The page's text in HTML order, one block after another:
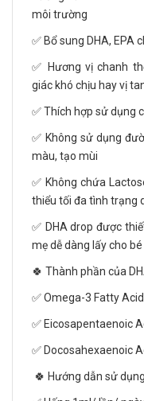
môi trường
✅ Bổ sung DHA, EPA
✅ Hương vị chanh
giác khó chịu hay vị
✅ Thích hợp sử dụng
✅ Không sử dụng
màu, tạo mùi
✅ Không chứa
thiểu tối đa tình trạng
✅ DHA drop được
mẹ dễ dàng lấy cho
🍀 Thành phần của
✅ Omega-3 Fatty
✅ Eicosapentaenoic
✅ Docosahexaenoic
🍀 Hướng dẫn sử